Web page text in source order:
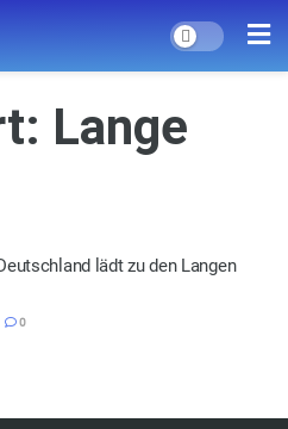
Lange
lädt zu den Langen
0